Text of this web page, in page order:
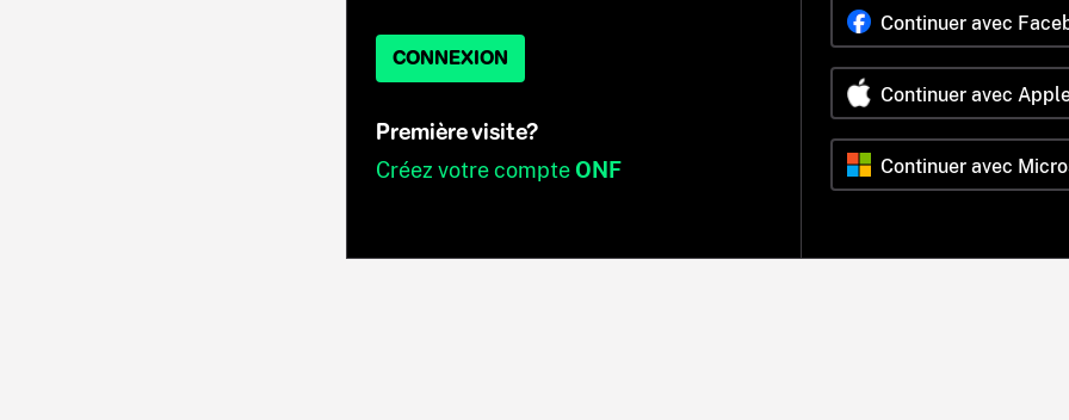
CONNEXION
Première visite?
Créez votre compteONF
Continuer avec
Continuer avec
Continuer avec